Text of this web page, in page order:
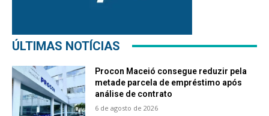
ÚLTIMAS NOTÍCIAS
Procon Maceió consegue reduzir pela
metade parcela de empréstimo após
análise de contrato
6 de agosto de 2026